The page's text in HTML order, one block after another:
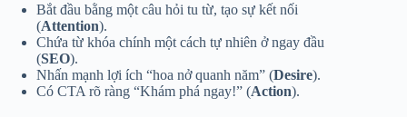
Bắt đầu bằng một câu hỏi tu từ, tạo sự kết nối
(Attention).
Chứa từ khóa chính một cách tự nhiên ở ngay đầu
(SEO).
Nhấn mạnh lợi ích “hoa nở quanh năm” (Desire).
Có CTA rõ ràng “Khám phá ngay!” (Action).